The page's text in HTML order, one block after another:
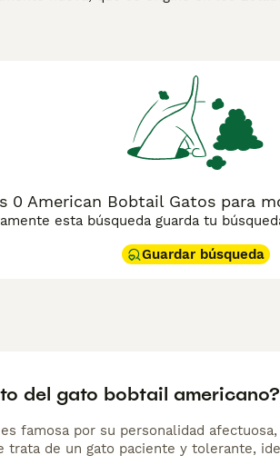
ser de una variedad de pelo corto
dice que nunca hay dos colas iguales
El pelaje es de aspecto peludo (en
de los que se cree que
de aspecto robusto, y ambas variantes
un poco más pequeñas. Lee
0 American Bobtail Gatos para
esta búsqueda guarda tu
Guardar búsqueda
del gato bobtail americano?
famosa por su personalidad
trata de un gato paciente y tolerante,